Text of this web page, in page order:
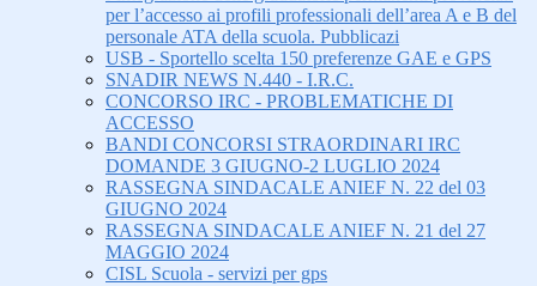
per l’accesso ai profili professionali dell’area A e B del
personale ATA della scuola. Pubblicazi
USB - Sportello scelta 150 preferenze GAE e GPS
SNADIR NEWS N.440 - I.R.C.
CONCORSO IRC - PROBLEMATICHE DI
ACCESSO
BANDI CONCORSI STRAORDINARI IRC
DOMANDE 3 GIUGNO-2 LUGLIO 2024
RASSEGNA SINDACALE ANIEF N. 22 del 03
GIUGNO 2024
RASSEGNA SINDACALE ANIEF N. 21 del 27
MAGGIO 2024
CISL Scuola - servizi per gps